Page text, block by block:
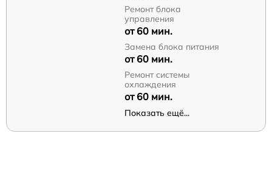
Ремонт блока
управления
от 60 мин.
Замена блока питания
от 60 мин.
Ремонт системы
охлаждения
от 60 мин.
Показать ещё...